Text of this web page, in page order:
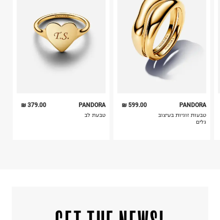
514496231
379.00 ₪
PANDORA
טבעת לב
599.00 ₪
PANDORA
טבעות זוגיות בעיצוב
גלים